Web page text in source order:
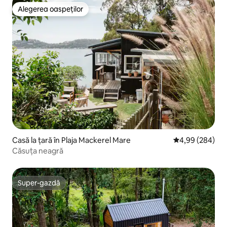
Alegerea oaspeților
Alegerea oaspeților
Casă la țară în Plaja Mackerel Mare Scor mediu de
4,99 (284)
Căsuța neagră
Super-gazdă
Super-gazdă